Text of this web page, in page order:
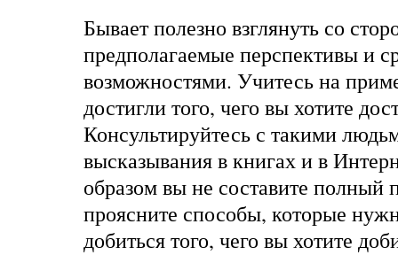
Бывает полезно взглянуть со
предполагаемые перспективы и
возможностями. Учитесь на
достигли того, чего вы хотите
Консультируйтесь с такими
высказывания в книгах и в
образом вы не составите полный
проясните способы, которые
добиться того, чего вы хотите